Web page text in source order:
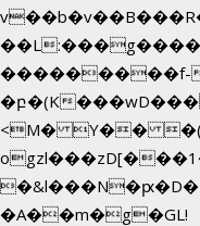
��L:���g����/
���������f-
�բ�(K
<M� Y��
�A��m�g�GL!